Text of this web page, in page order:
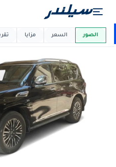
العربية دي الصور السعر مزايا